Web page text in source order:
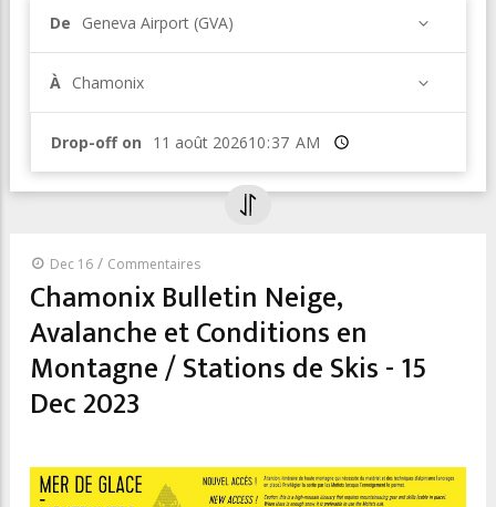
De Geneva Airport (GVA)
À Chamonix
Drop-off on Heure
Dec 16 / Commentaires
Chamonix Bulletin Neige,
Avalanche et Conditions en
Montagne / Stations de Skis - 15
Dec 2023